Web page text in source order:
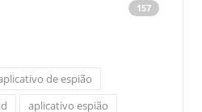
157
de espião
aplicativo espião